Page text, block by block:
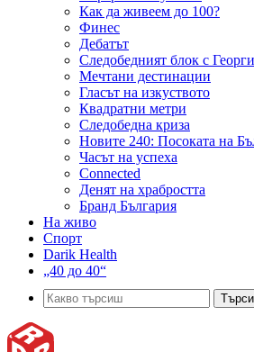
Как да живеем до 100?
Финес
Дебатът
Следобедният блок с
Мечтани дестинации
Гласът на изкуството
Квадратни метри
Следобедна криза
Новите 240: Посоката на
Часът на успеха
Connected
Денят на храбростта
Бранд България
На живо
Спорт
Darik Health
„40 до 40“